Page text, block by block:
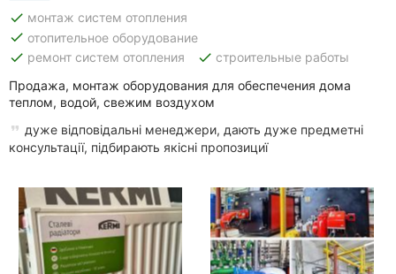
Франковск
Луцк
Ужгород
Карпаты
done монтаж систем отопления
done отопительное оборудование
done ремонт систем отопления done строительные работы
Продажа, монтаж оборудования для обеспечения дома
теплом, водой, свежим воздухом
дуже відповідальні менеджери, дають дуже предметні
консультації, підбирають якісні пропозициї